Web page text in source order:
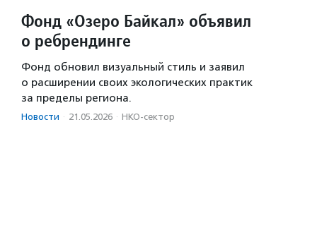
Фонд «Озеро Байкал» объявил
о ребрендинге
Фонд обновил визуальный стиль и заявил
о расширении своих экологических практик
за пределы региона.
Новости · 21.05.2026 · НКО-сектор